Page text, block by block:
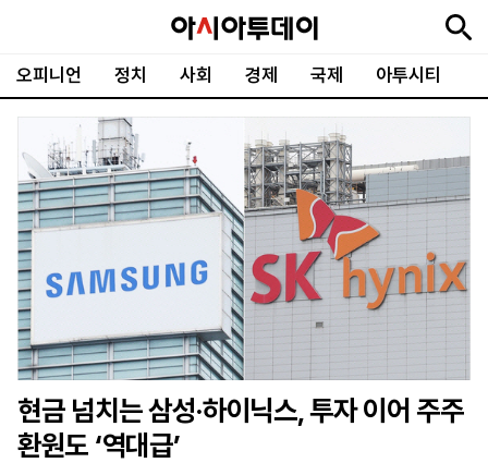
오피니언 정치 사회 경제 국제 아투시티
뉴
스
최
신
속
보
정
치
사
회
경
제
국
제
오
피
니
언
피
플
아
투
시
티
문
화
·
스
포
포
토
ENGLISH
中
文
Tiếng
Việt
지
면
신
문
후
원
제
보
회
사
앱
설
현금 넘치는 삼성·하이닉스, 투자 이어 주주
환원도 ‘역대급’